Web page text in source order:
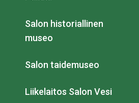
Salon historiallinen
museo
Salon taidemuseo
Liikelaitos Salon Vesi